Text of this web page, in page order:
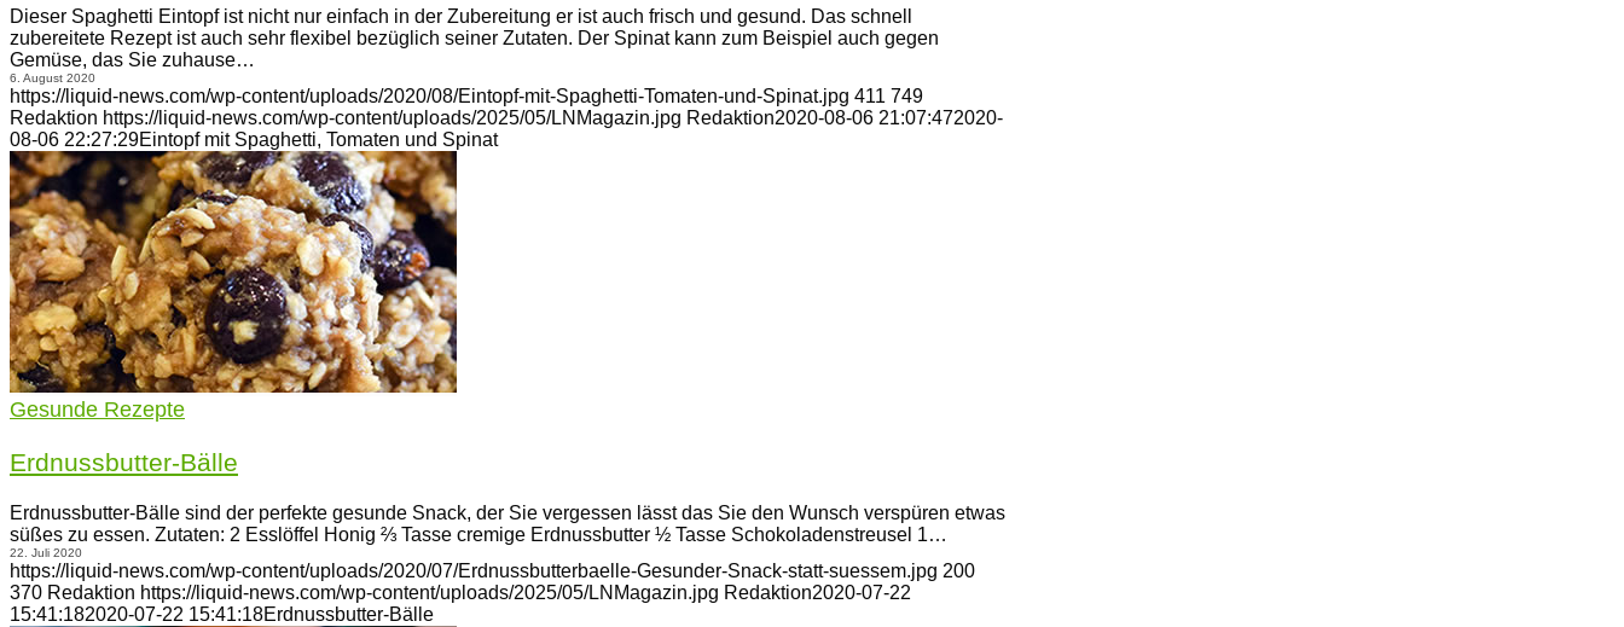
Dieser Spaghetti Eintopf ist nicht nur einfach in der Zubereitung er ist auch frisch und gesund. Das schnell
zubereitete Rezept ist auch sehr flexibel bezüglich seiner Zutaten. Der Spinat kann zum Beispiel auch gegen
Gemüse, das Sie zuhause…
6. August 2020
https://liquid-news.com/wp-content/uploads/2020/08/Eintopf-mit-Spaghetti-Tomaten-und-Spinat.jpg 411 749
Redaktion https://liquid-news.com/wp-content/uploads/2025/05/LNMagazin.jpg Redaktion2020-08-06 21:07:472020-
08-06 22:27:29Eintopf mit Spaghetti, Tomaten und Spinat
Gesunde Rezepte
Erdnussbutter-Bälle
Erdnussbutter-Bälle sind der perfekte gesunde Snack, der Sie vergessen lässt das Sie den Wunsch verspüren etwas
süßes zu essen. Zutaten: 2 Esslöffel Honig ⅔ Tasse cremige Erdnussbutter ½ Tasse Schokoladenstreusel 1…
22. Juli 2020
https://liquid-news.com/wp-content/uploads/2020/07/Erdnussbutterbaelle-Gesunder-Snack-statt-suessem.jpg 200
370 Redaktion https://liquid-news.com/wp-content/uploads/2025/05/LNMagazin.jpg Redaktion2020-07-22
15:41:182020-07-22 15:41:18Erdnussbutter-Bälle